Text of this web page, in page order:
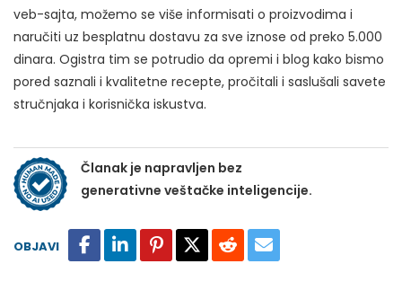
veb-sajta, možemo se više informisati o proizvodima i
naručiti uz besplatnu dostavu za sve iznose od preko 5.000
dinara. Ogistra tim se potrudio da opremi i blog kako bismo
pored saznali i kvalitetne recepte, pročitali i saslušali savete
stručnjaka i korisnička iskustva.
Članak je napravljen bez
generativne veštačke inteligencije.
OBJAVI